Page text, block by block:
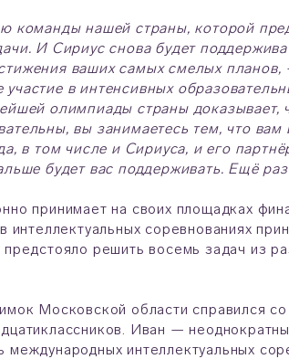
команды нашей страны, которой
И Сириус снова будет
ваших самых смелых планов,
в интенсивных
олимпиады страны доказывает,
вы занимаетесь тем, что
в том числе и Сириуса, и его
будет вас поддерживать. Ещё
принимает на своих площадках
интеллектуальных соревнованиях
решить восемь задач из
Московской области справился
Иван —
интеллектуальных